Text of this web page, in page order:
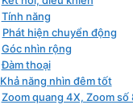
Tính năng
Phát hiện chuyển động
Góc nhìn rộng
Đàm thoại
Khả năng nhìn đêm tốt
Zoom quang 4X, Zoom số